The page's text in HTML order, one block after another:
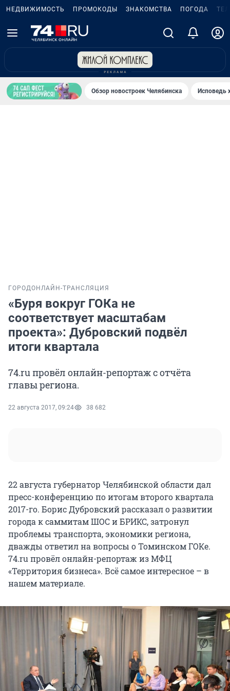
НЕДВИЖИМОСТЬ ПРОМОКОДЫ ЗНАКОМСТВА ПОГОДА
Обзор новостроек Челябинска Исповедь
ГОРОДОНЛАЙН-ТРАНСЛЯЦИЯ
«Буря вокруг ГОКа не
соответствует масштабам
проекта»: Дубровский подвёл
итоги квартала
74.ru провёл онлайн-репортаж с отчёта
главы региона.
22 августа 2017, 09:24 38 682
22 августа губернатор Челябинской области дал
пресс-конференцию по итогам второго квартала
2017-го. Борис Дубровский рассказал о развитии
города к саммитам ШОС и БРИКС, затронул
проблемы транспорта, экономики региона,
дважды ответил на вопросы о Томинском ГОКе.
74.ru провёл онлайн-репортаж из МФЦ
«Территория бизнеса». Всё самое интересное – в
нашем материале.